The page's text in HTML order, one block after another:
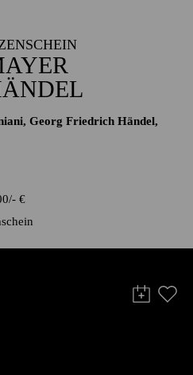
Georg Friedrich Händel,
- €